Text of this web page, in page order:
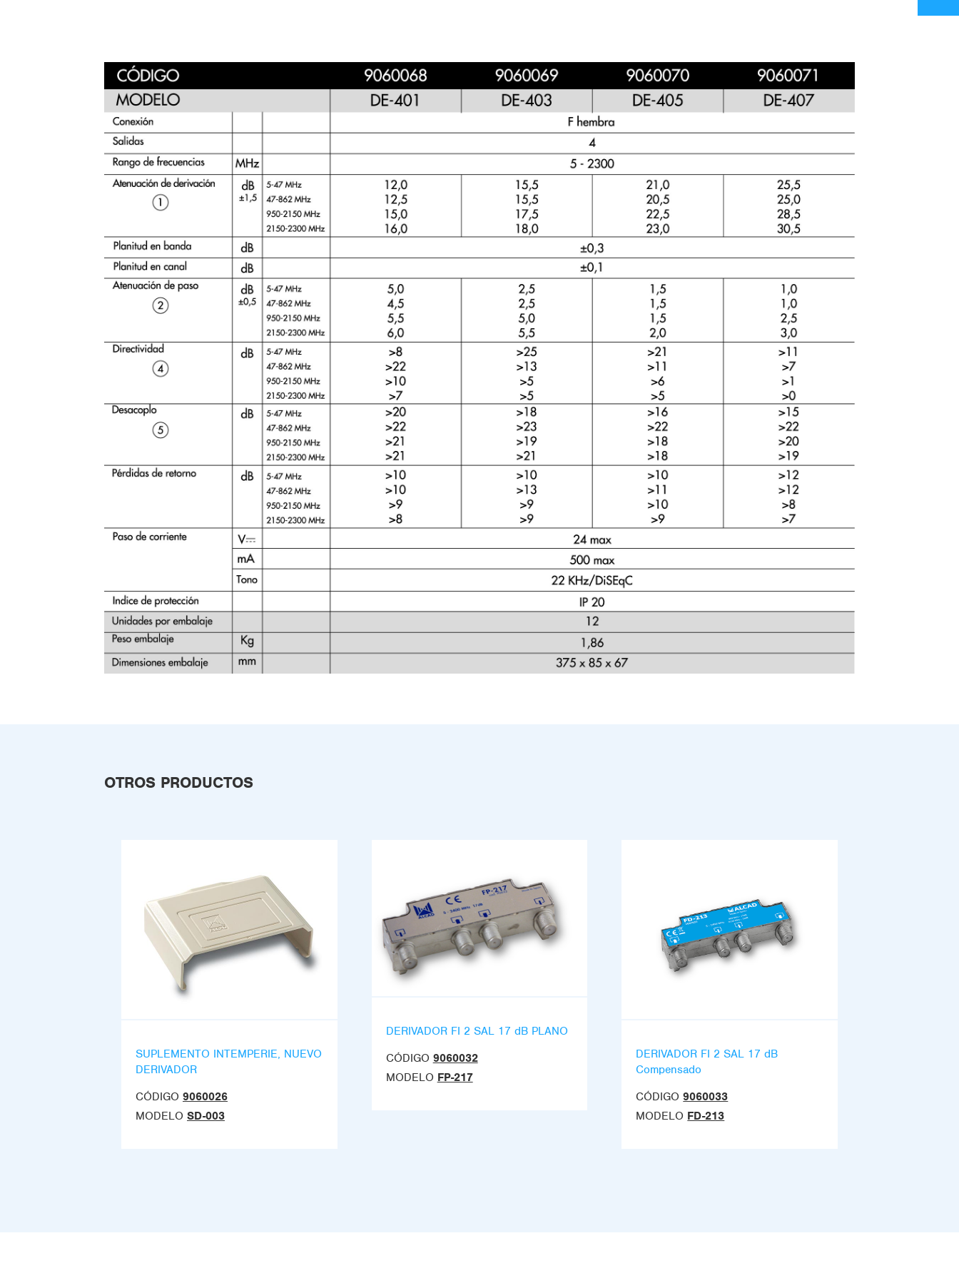
OTROS PRODUCTOS
SUPLEMENTO INTEMPERIE, NUEVO
DERIVADOR
CÓDIGO 9060026
MODELO SD-003
DERIVADOR FI 2 SAL 17 dB PLANO
CÓDIGO 9060032
MODELO FP-217
DERIVADOR FI 2 SAL 17 dB
Compensado
CÓDIGO 9060033
MODELO FD-213